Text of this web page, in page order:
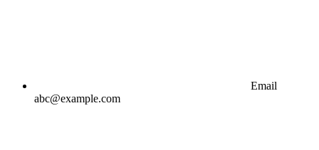
Email
abc@example.com